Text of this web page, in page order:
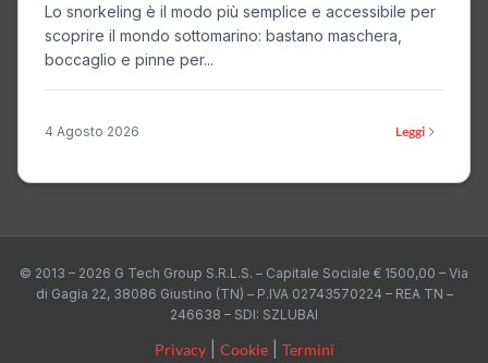
Lo snorkeling è il modo più semplice e accessibile per
scoprire il mondo sottomarino: bastano maschera,
boccaglio e pinne per...
4 Agosto 2026 Leggi
© 2013 – 2026 G Tech Group S.R.L.S. – Capitale Sociale € 1500,00 – Via
di Gagia 22, 38086 Giustino (TN) – P.IVA 02743570224 – REA TN –
246638 – SDI: SZLUBAI
Privacy Cookie Termini